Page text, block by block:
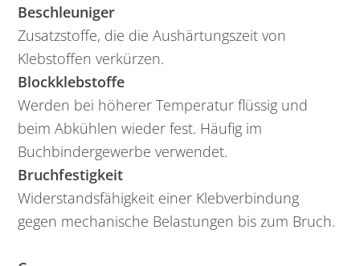
Beschleuniger
Zusatzstoffe, die die Aushärtungszeit von
Klebstoffen verkürzen.
Blockklebstoffe
Werden bei höherer Temperatur flüssig und
beim Abkühlen wieder fest. Häufig im
Buchbindergewerbe verwendet.
Bruchfestigkeit
Widerstandsfähigkeit einer Klebverbindung
gegen mechanische Belastungen bis zum Bruch.